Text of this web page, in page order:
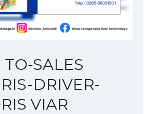
TO-SALES
DRIVER-
VIAR